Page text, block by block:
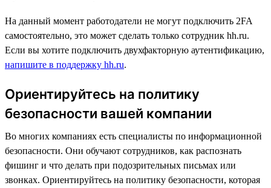
На данный момент работодатели не могут подключить 2FA
самостоятельно, это может сделать только сотрудник hh.ru.
Если вы хотите подключить двухфакторную аутентификацию,
напишите в поддержку hh.ru.
Ориентируйтесь на политику
безопасности вашей компании
Во многих компаниях есть специалисты по информационной
безопасности. Они обучают сотрудников, как распознать
фишинг и что делать при подозрительных письмах или
звонках. Ориентируйтесь на политику безопасности, которая